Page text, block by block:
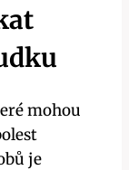
mohou
je